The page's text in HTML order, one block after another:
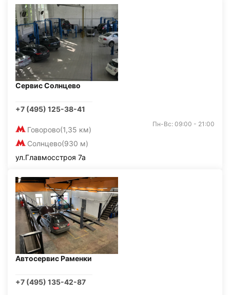
Сервис Солнцево
+7 (495) 125-38-41
Говорово(1,35 км)
Солнцево(930 м)
Пн-Вс: 09:00 - 21:00
ул.Главмосстроя 7а
Автосервис Раменки
+7 (495) 135-42-87